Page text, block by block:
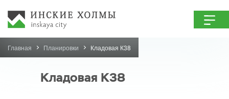
Главная Планировки Кладовая К38
Кладовая К38